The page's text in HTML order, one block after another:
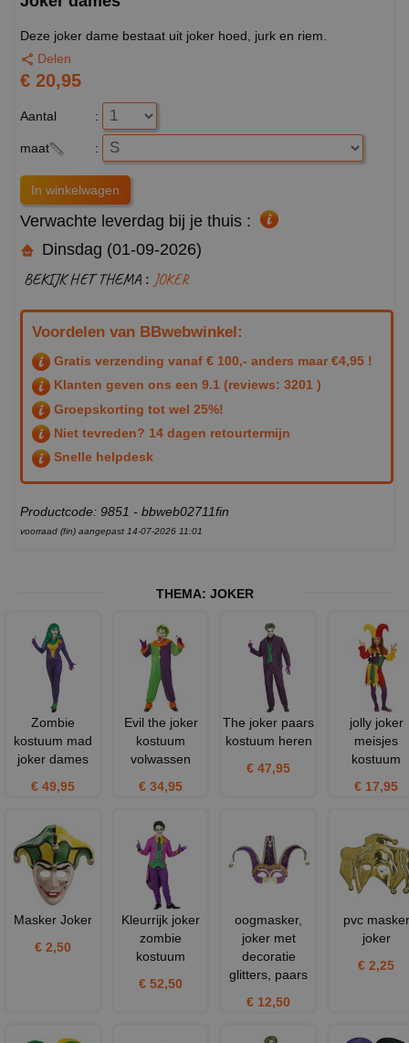
Deze joker dame bestaat uit joker hoed, jurk en riem.
Delen
€ 20,95
Aantal :
maat :
Verwachte leverdag bij je thuis :
Dinsdag (01-09-2026)
BEKIJK HET THEMA : JOKER
Voordelen van BBwebwinkel:
Gratis verzending vanaf € 100,- anders maar €4,95 !
Klanten geven ons een 9.1 (reviews: 3201 )
Groepskorting tot wel 25%!
Niet tevreden? 14 dagen retourtermijn
Snelle helpdesk
Productcode: 9851 - bbweb02711fin
voorraad (fin) aangepast 14-07-2026 11:01
THEMA: JOKER
Zombie
kostuum mad
joker dames
€ 49,95
Evil the joker
kostuum
volwassen
€ 34,95
The joker paars
kostuum heren
€ 47,95
jolly joker
meisjes
kostuum
€ 17,95
Masker Joker
€ 2,50
Kleurrijk joker
zombie
kostuum
€ 52,50
oogmasker,
joker met
decoratie
glitters, paars
€ 12,50
pvc masker
joker
€ 2,25